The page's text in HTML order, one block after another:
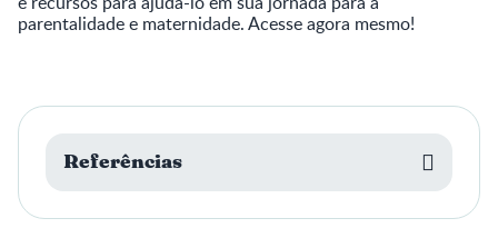
parentalidade e maternidade. Acesse agora mesmo!
Referências